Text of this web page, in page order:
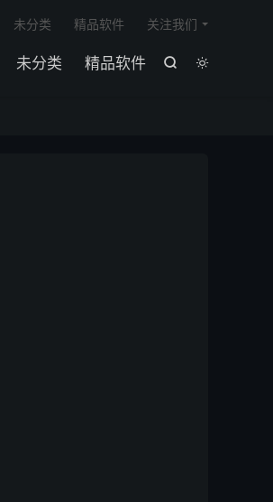


未分类 精品软件
未分类 精品软件 关注我们